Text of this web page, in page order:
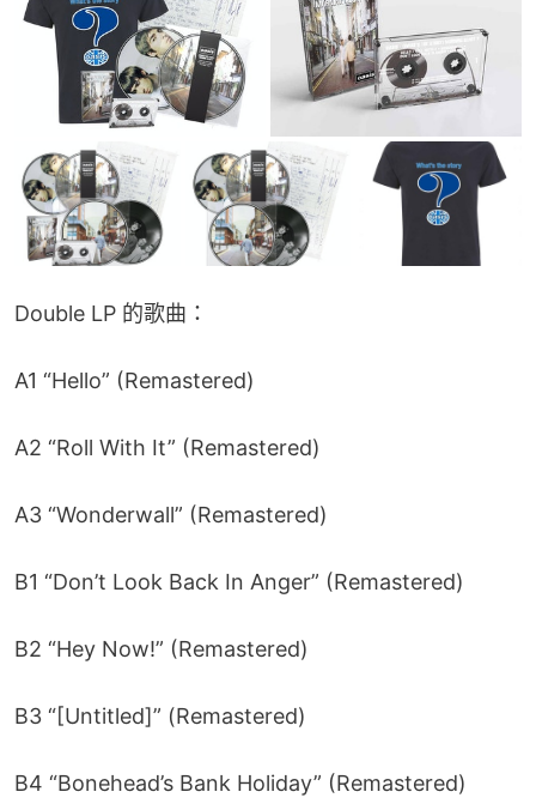
Double LP 的歌曲：
A1 “Hello” (Remastered)
A2 “Roll With It” (Remastered)
A3 “Wonderwall” (Remastered)
B1 “Don’t Look Back In Anger” (Remastered)
B2 “Hey Now!” (Remastered)
B3 “[Untitled]” (Remastered)
B4 “Bonehead’s Bank Holiday” (Remastered)